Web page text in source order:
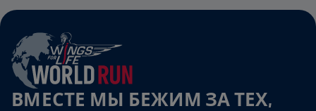
ВМЕСТЕ МЫ БЕЖИМ ЗА ТЕХ,